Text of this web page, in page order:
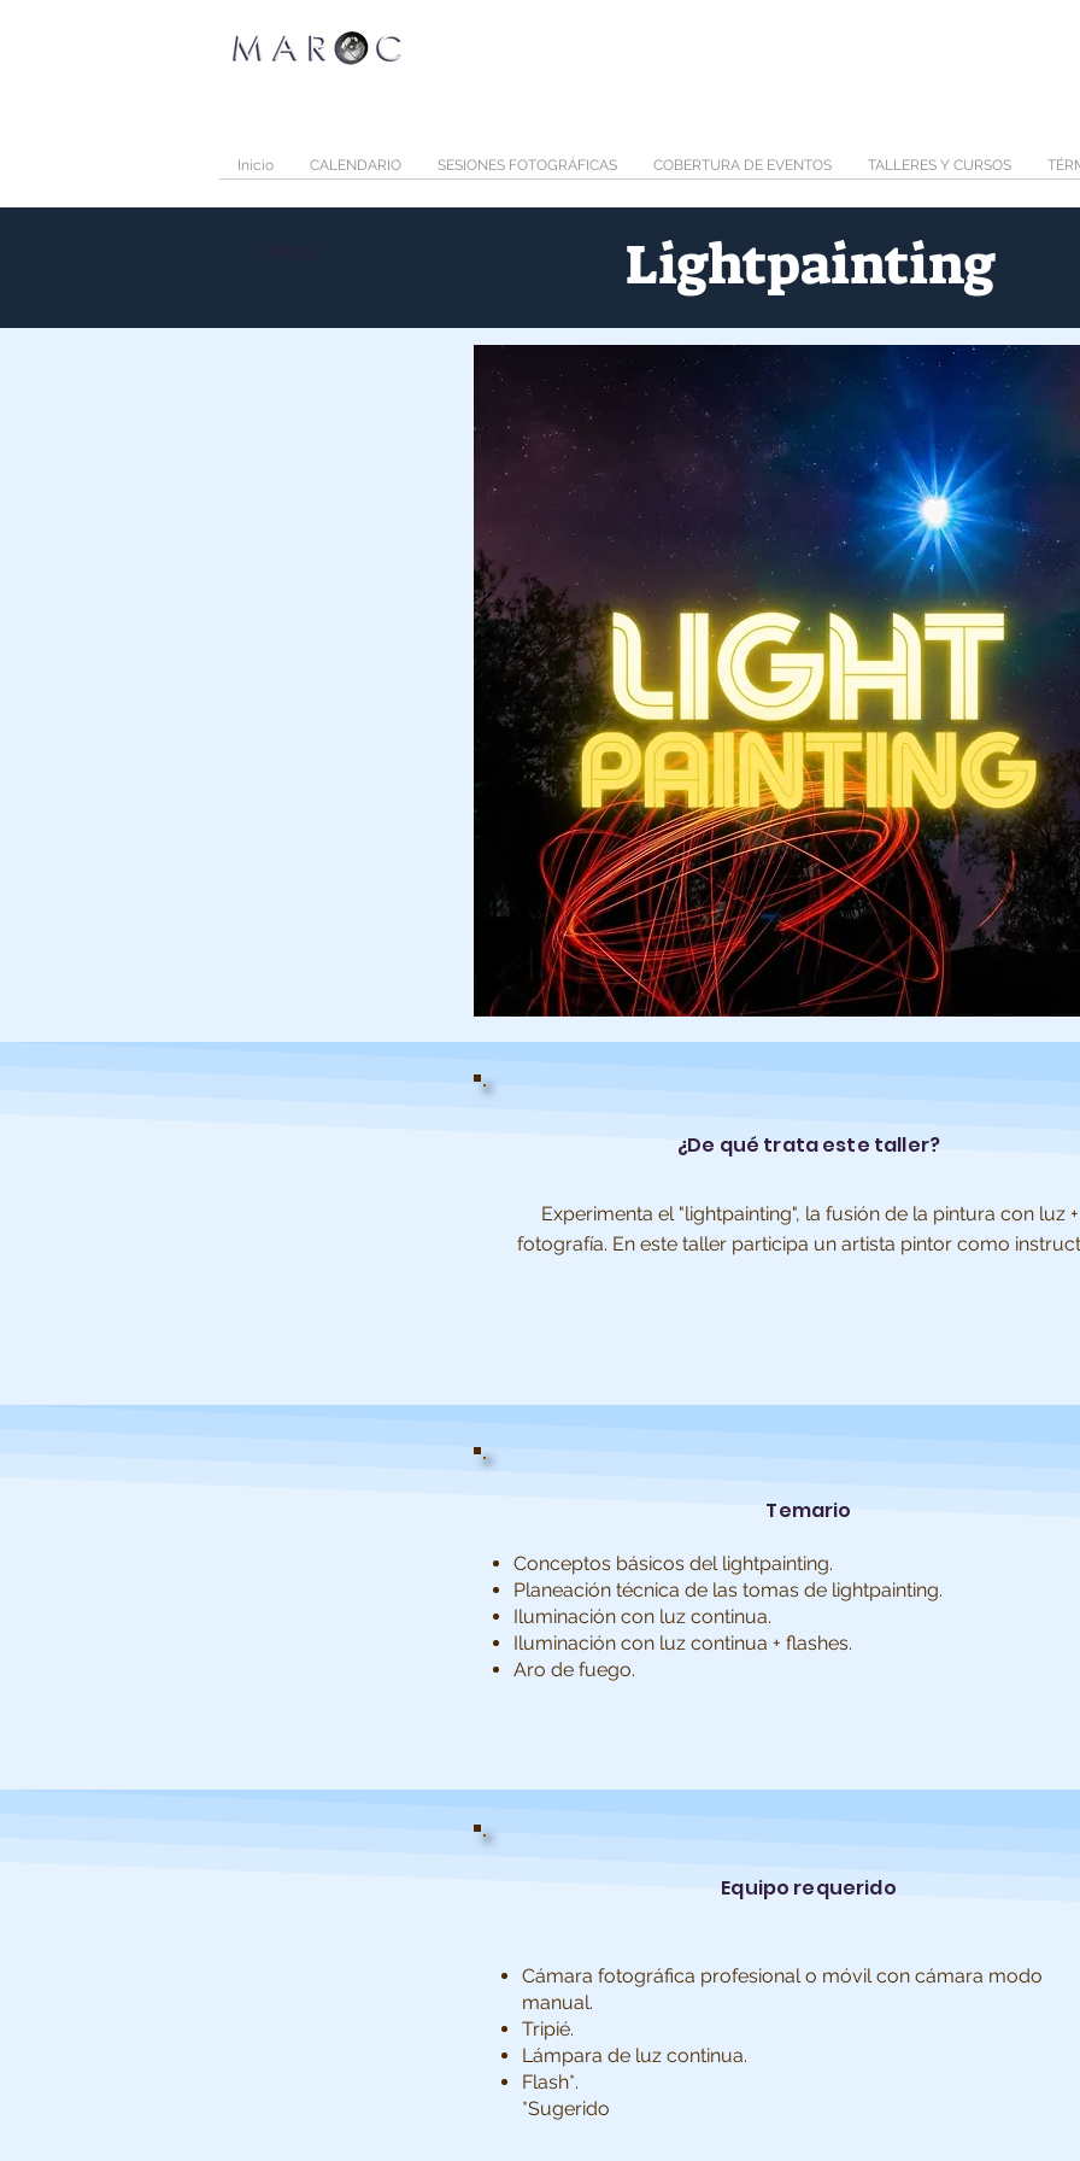
Inicio CALENDARIO SESIONES FOTOGRÁFICAS COBERTURA DE EVENTOS TALLERES Y CURSOS
< Back Lightpainting
¿De qué trata este taller?
Experimenta el "lightpainting", la fusión de la pintura con luz +
fotografía. En este taller participa un artista pintor como
Temario
Conceptos básicos del lightpainting.
Planeación técnica de las tomas de lightpainting.
Iluminación con luz continua.
Iluminación con luz continua + flashes.
Aro de fuego.
Equipo requerido
Cámara fotográfica profesional o móvil con cámara modo
manual.
Tripié.
Lámpara de luz continua.
Flash*.
*Sugerido